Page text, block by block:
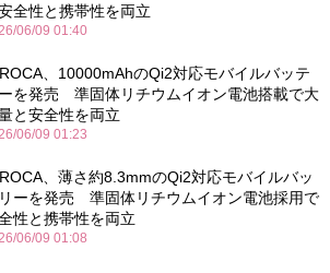
全性と携帯性を両立
06/09 01:40
、10000mAhのQi2対応モバイルバッテ
を発売 準固体リチウムイオン電池搭載で大
と安全性を両立
06/09 01:23
、薄さ約8.3mmのQi2対応モバイルバッ
ーを発売 準固体リチウムイオン電池採用で
性と携帯性を両立
06/09 01:08